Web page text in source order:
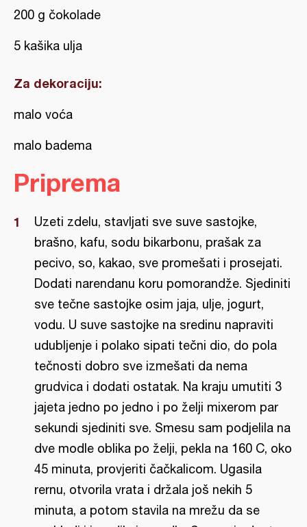
200 g čokolade
5 kašika ulja
Za dekoraciju:
malo voća
malo badema
Priprema
Uzeti zdelu, stavljati sve suve sastojke,
brašno, kafu, sodu bikarbonu, prašak za
pecivo, so, kakao, sve promešati i prosejati.
Dodati narendanu koru pomorandže. Sjediniti
sve tečne sastojke osim jaja, ulje, jogurt,
vodu. U suve sastojke na sredinu napraviti
udubljenje i polako sipati tečni dio, do pola
tečnosti dobro sve izmešati da nema
grudvica i dodati ostatak. Na kraju umutiti 3
jajeta jedno po jedno i po želji mixerom par
sekundi sjediniti sve. Smesu sam podjelila na
dve modle oblika po želji, pekla na 160 C, oko
45 minuta, provjeriti čačkalicom. Ugasila
rernu, otvorila vrata i držala još nekih 5
minuta, a potom stavila na mrežu da se